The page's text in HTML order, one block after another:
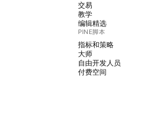
交易
教学
编辑精选
PINE脚本
指标和策略
大师
自由开发人员
付费空间